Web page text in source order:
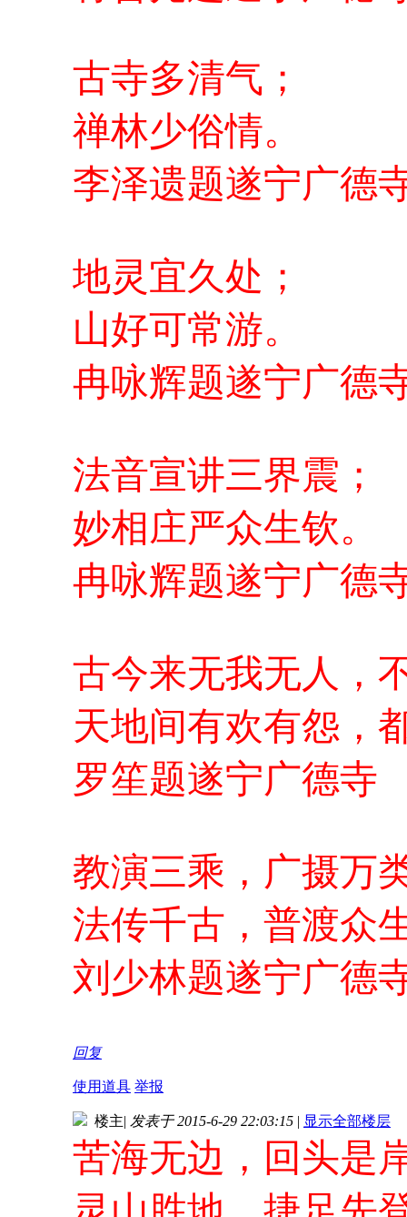
古寺多清气；
禅林少俗情。
李泽遗题遂宁广德
地灵宜久处；
山好可常游。
冉咏辉题遂宁广德
法音宣讲三界震；
妙相庄严众生钦。
冉咏辉题遂宁广德
古今来无我无人，
天地间有欢有怨，
罗笙题遂宁广德寺
教演三乘，广摄万
法传千古，普渡众
刘少林题遂宁广德
回复
使用道具 举报
楼主| 发表于 2015-6-29 22:03:15 | 显示全部楼层
苦海无边，回头是